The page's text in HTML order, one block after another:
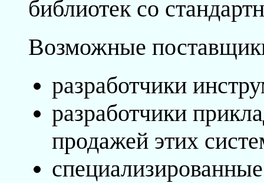
библиотек со
Возможные
разработчики
разработчики
продажей этих